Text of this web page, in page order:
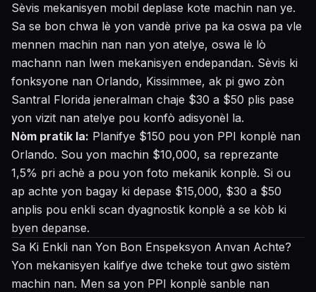
Sèvis mekanisyen mobil deplase kote machin nan ye.
Sa se bon chwa lè yon vandè prive pa ka oswa pa vle
mennen machin nan nan yon atelye, oswa lè lò
machann nan lwen mekanisyen endepandan. Sèvis ki
fonksyone nan Orlando, Kissimmee, ak pi gwo zòn
Santral Florida jeneralman chaje $30 a $50 plis pase
yon vizit nan atelye pou konfò adisyonèl la.
Nòm pratik la: Planifye $150 pou yon PPI konplè nan
Orlando. Sou yon machin $10,000, sa reprezante
1,5% pri achè a pou yon foto mekanik konplè. Si ou
ap achte yon bagay ki depase $15,000, $30 a $50
anplis pou enkli scan dyagnostik konplè a se kòb ki
byen depanse.
Sa Ki Enkli nan Yon Bon Enspeksyon Anvan Achte?
Yon mekanisyen kalifye dwe tcheke tout gwo sistèm
machin nan. Men sa yon PPI konplè sanble nan